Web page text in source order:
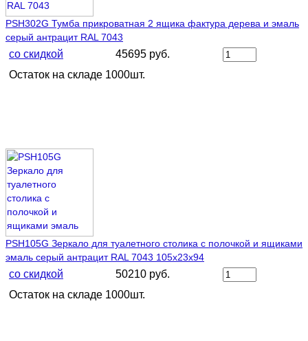
PSH302G Тумба прикроватная 2 ящика фактура дерева и эмаль
серый антрацит RAL 7043
со скидкой
45695 руб.
Остаток на складе 1000шт.
PSH105G Зеркало для туалетного столика с полочкой и ящиками
эмаль серый антрацит RAL 7043 105х23х94
со скидкой
50210 руб.
Остаток на складе 1000шт.